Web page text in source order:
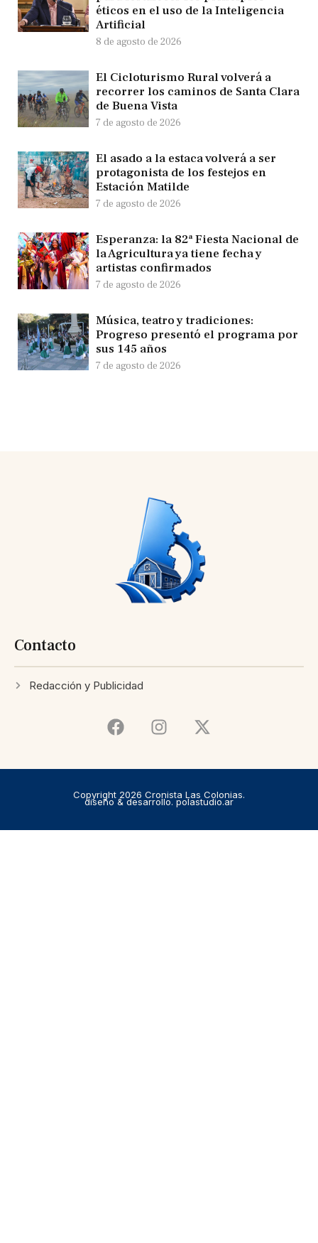
éticos en el uso de la Inteligencia
Artificial
8 de agosto de 2026
El Cicloturismo Rural volverá a
recorrer los caminos de Santa Clara
de Buena Vista
7 de agosto de 2026
El asado a la estaca volverá a ser
protagonista de los festejos en
Estación Matilde
7 de agosto de 2026
Esperanza: la 82ª Fiesta Nacional de
la Agricultura ya tiene fecha y
artistas confirmados
7 de agosto de 2026
Música, teatro y tradiciones:
Progreso presentó el programa por
sus 145 años
7 de agosto de 2026
Contacto
Redacción y Publicidad
Copyright 2026 Cronista Las Colonias.
diseño & desarrollo. polastudio.ar